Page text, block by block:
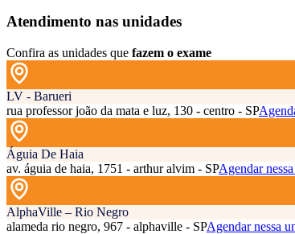
Atendimento nas unidades
Confira as unidades que fazem o exame
LV - Barueri
rua professor joão da mata e luz, 130 - centro - SP
Águia De Haia
av. águia de haia, 1751 - arthur alvim - SPAgendar
AlphaVille – Rio Negro
alameda rio negro, 967 - alphaville - SPAgendar nessa